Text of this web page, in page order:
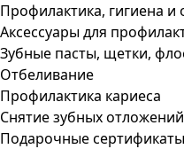
Профилактика, гигиена и
Аксессуары для
Зубные пасты, щетки,
Отбеливание
Профилактика кариеса
Снятие зубных отложений
Подарочные сертификаты